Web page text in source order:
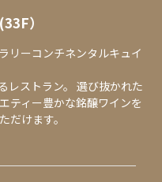
）
リーコンチネンタルキュイ
レストラン。 選び抜かれた
ティー豊かな銘醸ワインを
だけます。